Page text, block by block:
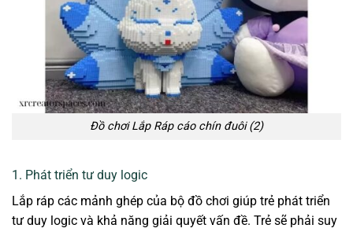
Đồ chơi Lắp Ráp cáo chín đuôi (2)
1. Phát triển tư duy logic
Lắp ráp các mảnh ghép của bộ đồ chơi giúp trẻ phát triển
tư duy logic và khả năng giải quyết vấn đề. Trẻ sẽ phải suy